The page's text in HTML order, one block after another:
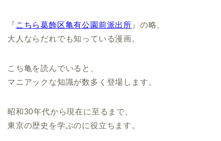
『 こちら葛飾区亀有公園前派出所 』の略、
大人ならだれでも知っている漫画。
こち亀を読んでいると、
マニアックな知識が数多く登場します。
昭和30年代から現在に至るまで、
東京の歴史を学ぶのに役立ちます。